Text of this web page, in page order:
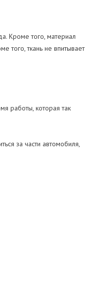
Кроме того, материал
того, ткань не впитывает
работы, которая так
за части автомобиля,